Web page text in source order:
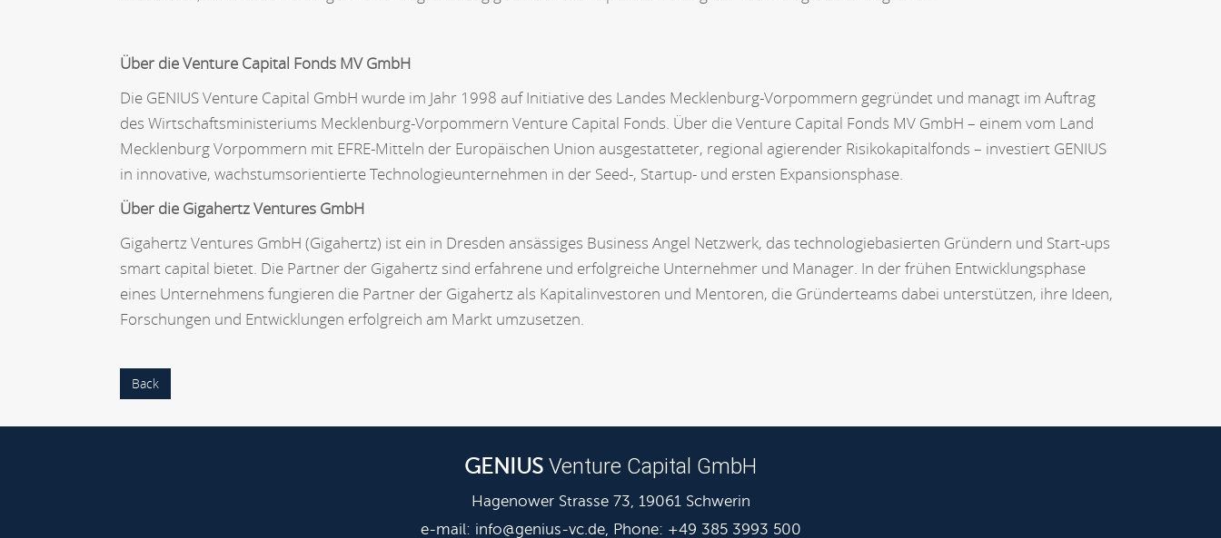
Über die Venture Capital Fonds MV GmbH
Die GENIUS Venture Capital GmbH wurde im Jahr 1998 auf Initiative des Landes Mecklenburg-Vorpommern gegründet und managt im Auftrag
des Wirtschaftsministeriums Mecklenburg-Vorpommern Venture Capital Fonds. Über die Venture Capital Fonds MV GmbH – einem vom Land
Mecklenburg Vorpommern mit EFRE-Mitteln der Europäischen Union ausgestatteter, regional agierender Risikokapitalfonds – investiert GENIUS
in innovative, wachstumsorientierte Technologieunternehmen in der Seed-, Startup- und ersten Expansionsphase.
Über die Gigahertz Ventures GmbH
Gigahertz Ventures GmbH (Gigahertz) ist ein in Dresden ansässiges Business Angel Netzwerk, das technologiebasierten Gründern und Start-ups
smart capital bietet. Die Partner der Gigahertz sind erfahrene und erfolgreiche Unternehmer und Manager. In der frühen Entwicklungsphase
eines Unternehmens fungieren die Partner der Gigahertz als Kapitalinvestoren und Mentoren, die Gründerteams dabei unterstützen, ihre Ideen,
Forschungen und Entwicklungen erfolgreich am Markt umzusetzen.
Back
GENIUS Venture Capital GmbH
Hagenower Strasse 73, 19061 Schwerin
e-mail: info@genius-vc.de, Phone: +49 385 3993 500